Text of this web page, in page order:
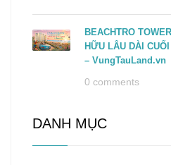
BEACHTRO
HỮU LÂU DÀI
– VungTauLand.vn
0 comments
DANH MỤC